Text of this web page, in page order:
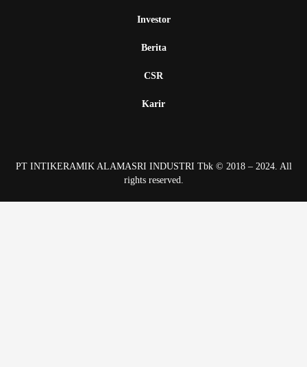
Investor
Berita
CSR
Karir
PT INTIKERAMIK ALAMASRI INDUSTRI Tbk © 2018 – 2024. All
rights reserved.